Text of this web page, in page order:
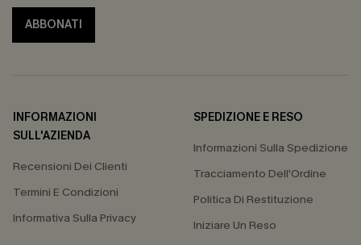
ABBONATI
INFORMAZIONI
SULL'AZIENDA
Recensioni Dei Clienti
Termini E Condizioni
Informativa Sulla Privacy
SPEDIZIONE E RESO
Informazioni Sulla Spedizione
Tracciamento Dell'Ordine
Politica Di Restituzione
Iniziare Un Reso